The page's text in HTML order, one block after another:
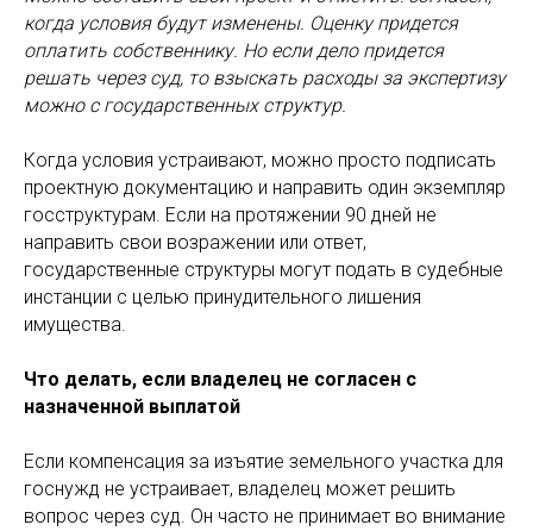
когда условия будут изменены. Оценку придется
оплатить собственнику. Но если дело придется
решать через суд, то взыскать расходы за экспертизу
можно с государственных структур.
Когда условия устраивают, можно просто подписать
проектную документацию и направить один экземпляр
госструктурам. Если на протяжении 90 дней не
направить свои возражении или ответ,
государственные структуры могут подать в судебные
инстанции с целью принудительного лишения
имущества.
Что делать, если владелец не согласен с
назначенной выплатой
Если компенсация за изъятие земельного участка для
госнужд не устраивает, владелец может решить
вопрос через суд. Он часто не принимает во внимание